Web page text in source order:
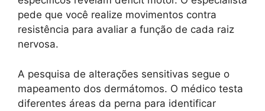
pede que você realize movimentos contra
resistência para avaliar a função de cada raiz
nervosa.
A pesquisa de alterações sensitivas segue o
mapeamento dos dermátomos. O médico testa
diferentes áreas da perna para identificar